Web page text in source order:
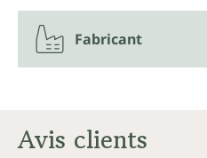
Fabricant
Avis clients